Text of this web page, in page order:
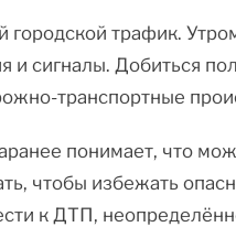
трафик.
сигналы. Добиться
транспортные
понимает, что
чтобы избежать
к ДТП,